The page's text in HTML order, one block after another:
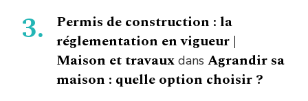
Permis de construction : la
réglementation en vigueur |
Maison et travaux dans Agrandir sa
maison : quelle option choisir ?